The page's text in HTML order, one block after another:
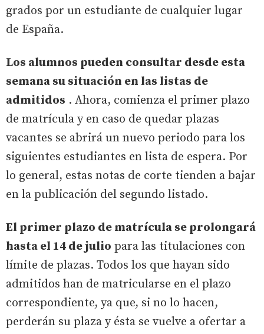
grados por un estudiante de cualquier lugar
de España.
Los alumnos pueden consultar desde esta
semana su situación en las listas de
admitidos . Ahora, comienza el primer plazo
de matrícula y en caso de quedar plazas
vacantes se abrirá un nuevo periodo para los
siguientes estudiantes en lista de espera. Por
lo general, estas notas de corte tienden a bajar
en la publicación del segundo listado.
El primer plazo de matrícula se prolongará
hasta el 14 de julio para las titulaciones con
límite de plazas. Todos los que hayan sido
admitidos han de matricularse en el plazo
correspondiente, ya que, si no lo hacen,
perderán su plaza y ésta se vuelve a ofertar a